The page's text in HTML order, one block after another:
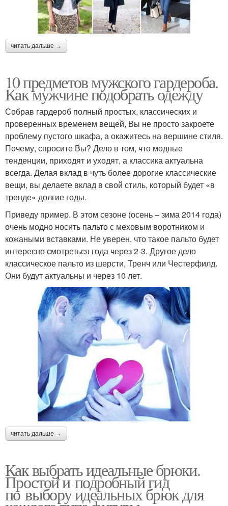
читать дальше →
10 предметов мужского гардероба.
Как мужчине подобрать одежду
Собрав гардероб полный простых, классических и
проверенных временем вещей, Вы не просто закроете
проблему пустого шкафа, а окажитесь на вершине стиля.
Почему, спросите Вы? Дело в том, что модные
тенденции, приходят и уходят, а классика актуальна
всегда. Делая вклад в чуть более дорогие классические
вещи, вы делаете вклад в свой стиль, который будет «в
тренде» долгие годы.
Приведу пример. В этом сезоне (осень – зима 2014 года)
очень модно носить пальто с меховым воротником и
кожаными вставками. Не уверен, что такое пальто будет
интересно смотреться года через 2-3. Другое дело
классическое пальто из шерсти, Тренч или Честерфилд.
Они будут актуальны и через 10 лет.
читать дальше →
Как выбрать идеальные брюки.
Простой и подробный гид
по выбору идеальных брюк для